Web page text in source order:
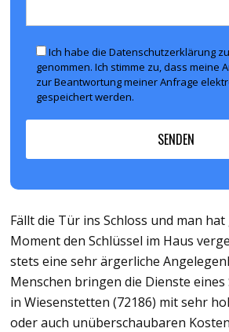
Ich habe die Datenschutzerklärung
genommen. Ich stimme zu, dass meine
zur Beantwortung meiner Anfrage
gespeichert werden.
Fällt die Tür ins Schloss und man
Moment den Schlüssel im Haus
stets eine sehr ärgerliche
Menschen bringen die Dienste eines
in Wiesenstetten (72186) mit sehr
oder auch unüberschaubaren